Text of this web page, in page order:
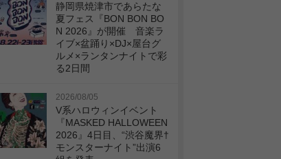
静岡県焼津市であらたな
夏フェス『BON BON BO
N 2026』が開催 音楽ラ
イブ×盆踊り×DJ×屋台グ
ルメ×ランタンナイトで彩
る2日間
2026/08/05
V系ハロウィンイベント
『MASKED HALLOWEEN
2026』4日目、“渋谷魔界†
モンスターナイト”出演6